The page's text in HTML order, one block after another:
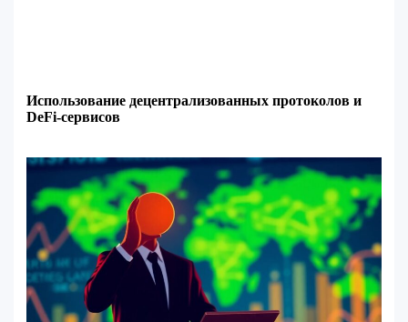
Использование децентрализованных протоколов и
DeFi-сервисов